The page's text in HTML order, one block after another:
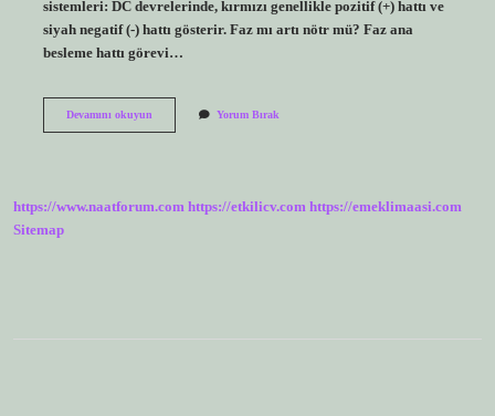
sistemleri: DC devrelerinde, kırmızı genellikle pozitif (+) hattı ve
siyah negatif (-) hattı gösterir. Faz mı artı nötr mü? Faz ana
besleme hattı görevi…
Devamını okuyunNötr
Yorum Bırak
https://www.naatforum.com https://etkilicv.com https://emeklimaasi.com
Sitemap